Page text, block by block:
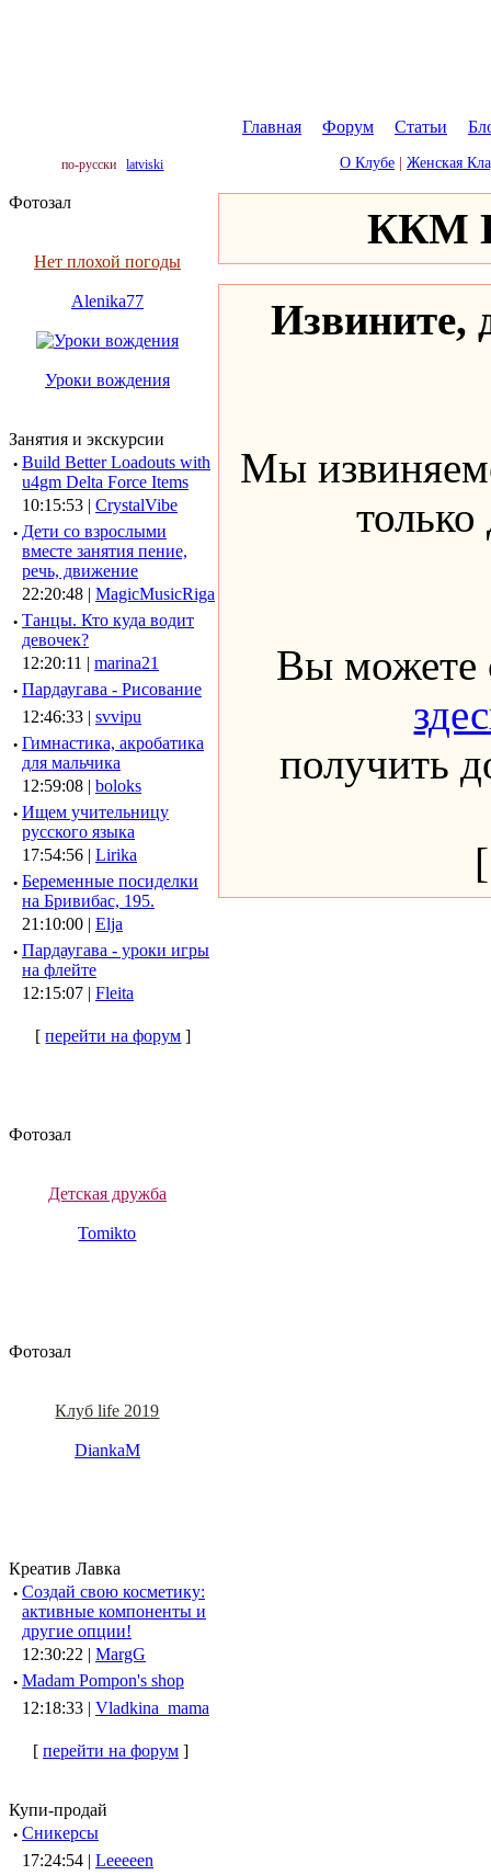
Главная Форум Статьи
по-русски latviski О Клубе Женская
Фотозал
Нет плохой погоды
Alenika77
Уроки вождения
Занятия и экскурсии
· Build Better Loadouts with
u4gm Delta Force Items
10:15:53 | CrystalVibe
· Дети со взрослыми
вместе занятия пение,
речь, движение
22:20:48 | MagicMusicRiga
· Танцы. Кто куда водит
девочек?
12:20:11 | marina21
· Пардаугава - Рисование
12:46:33 | svvipu
· Гимнастика, акробатика
для мальчика
12:59:08 | boloks
· Ищем учительницу
русского языка
17:54:56 | Lirika
· Беременные посиделки
на Бривибас, 195.
21:10:00 | Elja
· Пардаугава - уроки игры
на флейте
12:15:07 | Fleita
[перейти на форум ]
Фотозал
Детская дружба
Tomikto
Фотозал
Клуб life 2019
DiankaM
Креатив Лавка
· Создай свою косметику:
активные компоненты и
другие опции!
12:30:22 | MargG
· Madam Pompon's shop
12:18:33 | Vladkina_mama
[ перейти на форум ]
Купи-продай
· Сникерсы
17:24:54 | Leeeeen
ККМ
Извините,
Мы
Вы можете
получить